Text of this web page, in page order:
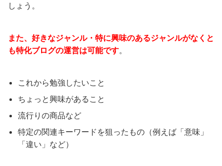
しょう。
また、好きなジャンル・特に興味のあるジャンルがなくと
も特化ブログの運営は可能です。
これから勉強したいこと
ちょっと興味があること
流行りの商品など
特定の関連キーワードを狙ったもの（例えば「意味」
「違い」など）